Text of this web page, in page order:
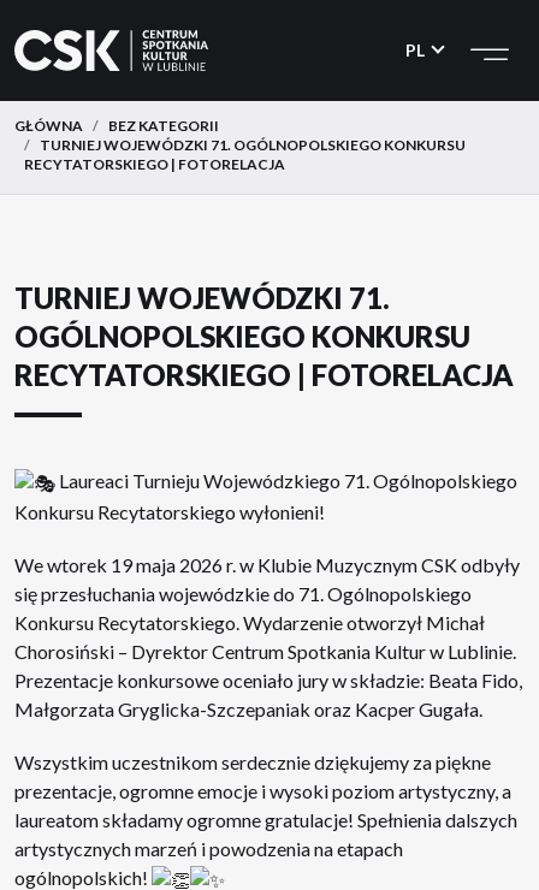
CSK
do
menu
do
treści
PL
GŁÓWNA
BEZ KATEGORII
TURNIEJ WOJEWÓDZKI 71. OGÓLNOPOLSKIEGO KONKURSU
RECYTATORSKIEGO | FOTORELACJA
TURNIEJ WOJEWÓDZKI 71.
OGÓLNOPOLSKIEGO KONKURSU
RECYTATORSKIEGO | FOTORELACJA
Laureaci Turnieju Wojewódzkiego 71. Ogólnopolskiego
Konkursu Recytatorskiego wyłonieni!
We wtorek 19 maja 2026 r. w Klubie Muzycznym CSK odbyły
się przesłuchania wojewódzkie do 71. Ogólnopolskiego
Konkursu Recytatorskiego. Wydarzenie otworzył Michał
Chorosiński – Dyrektor Centrum Spotkania Kultur w Lublinie.
Prezentacje konkursowe oceniało jury w składzie: Beata Fido,
Małgorzata Gryglicka-Szczepaniak oraz Kacper Gugała.
Wszystkim uczestnikom serdecznie dziękujemy za piękne
prezentacje, ogromne emocje i wysoki poziom artystyczny, a
laureatom składamy ogromne gratulacje! Spełnienia dalszych
artystycznych marzeń i powodzenia na etapach
ogólnopolskich!